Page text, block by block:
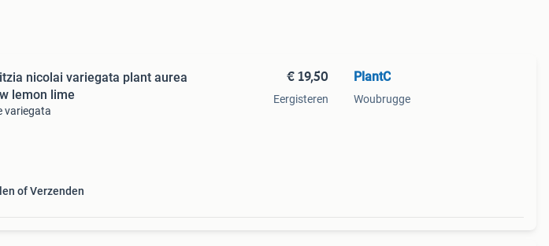
nicolai variegata plant aurea
lemon lime
variegata
of Verzenden
€ 19,50
Eergisteren
PlantC
Woubrugge